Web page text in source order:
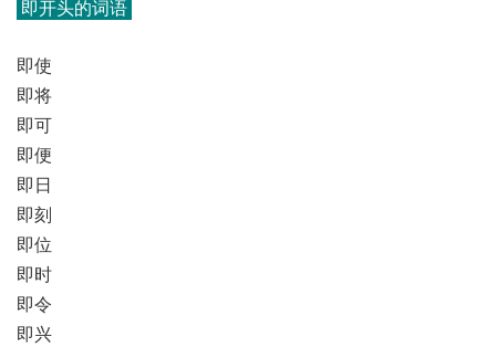
即开头的词语
即使
即将
即可
即便
即日
即刻
即位
即时
即令
即兴